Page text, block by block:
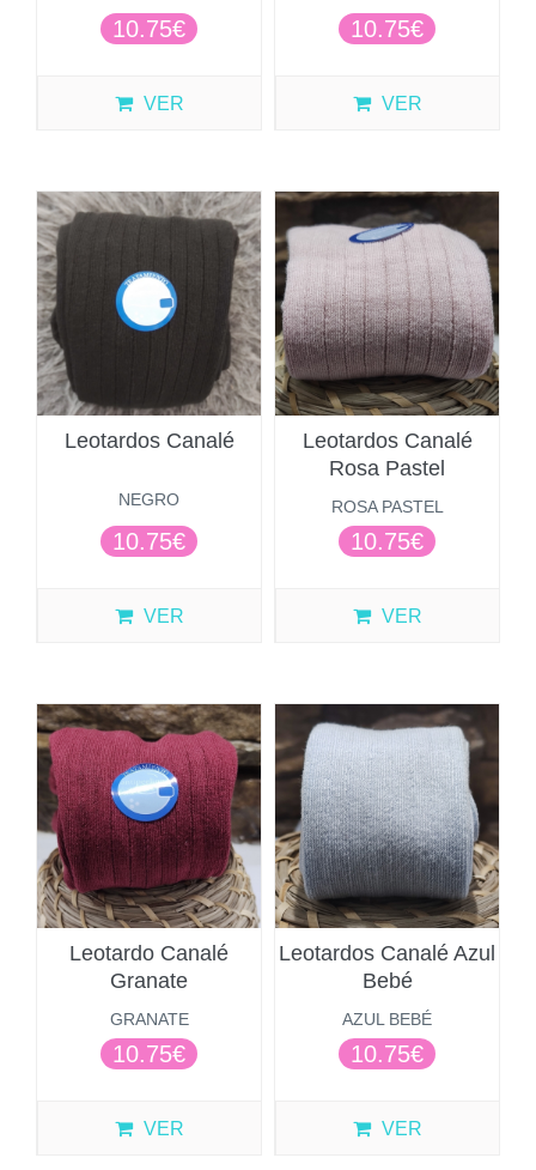
10.75€
VER
10.75€
VER
Leotardos Canalé
NEGRO
10.75€
VER
Leotardos Canalé
Rosa Pastel
ROSA PASTEL
10.75€
VER
Leotardo Canalé
Granate
GRANATE
10.75€
VER
Leotardos Canalé Azul
Bebé
AZUL BEBÉ
10.75€
VER